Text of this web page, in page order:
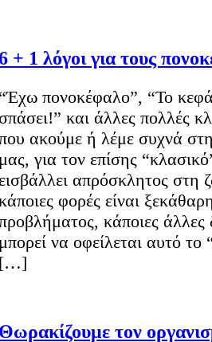
+ 1 λόγοι για τους
πονοκέφαλο”, “Το
και άλλες πολλές
ακούμε ή λέμε συχνά
για τον επίσης
απρόσκλητος στη
φορές είναι
κάποιες άλλες
να οφείλεται αυτό
τον